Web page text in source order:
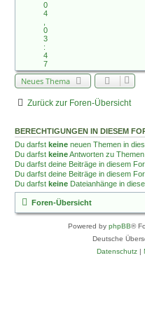
0
4
0
3
:
4
7
Neues Thema
Zurück zur Foren-Übersicht
BERECHTIGUNGEN IN DIESEM
Du darfst keine neuen Themen in
Du darfst keineAntworten zu
Du darfst deine Beiträge in diesem
Du darfst deine Beiträge in diesem
Du darfst keine Dateianhänge in
Foren-Übersicht
Powered by phpBB®
Deutsche
Datenschutz|